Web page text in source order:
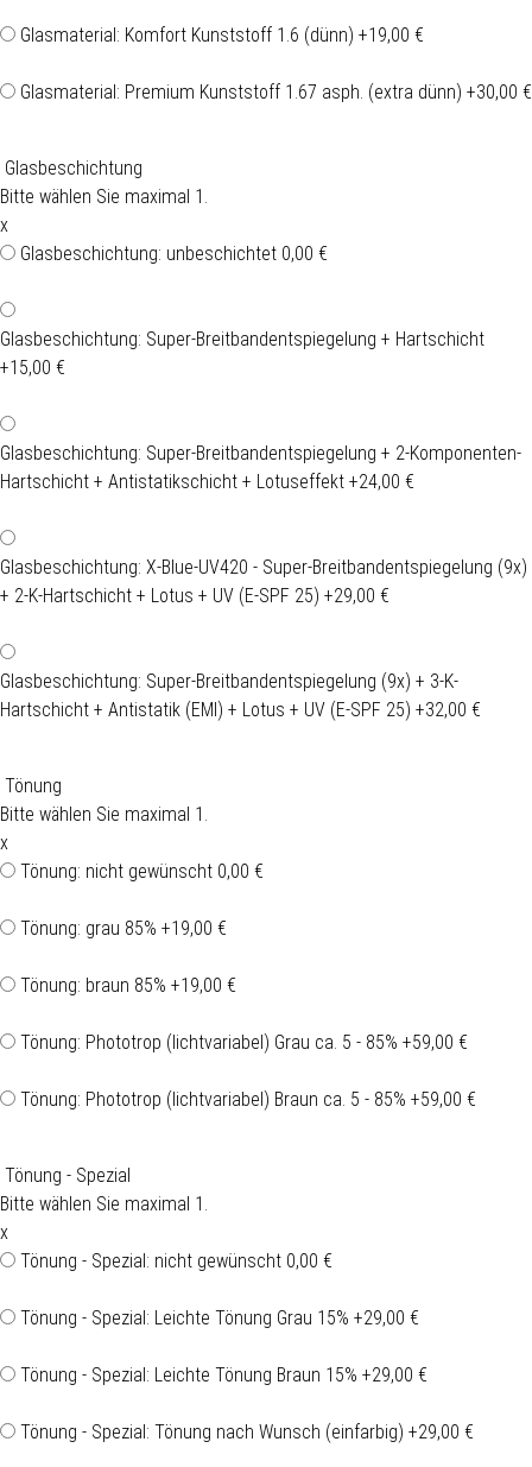
Glasmaterial: Komfort Kunststoff 1.6 (dünn) +19,00 €
Glasmaterial: Premium Kunststoff 1.67 asph. (extra dünn) +30,00 €
Glasbeschichtung
Bitte wählen Sie maximal 1.
x
Glasbeschichtung: unbeschichtet 0,00 €
Glasbeschichtung: Super-Breitbandentspiegelung + Hartschicht
+15,00 €
Glasbeschichtung: Super-Breitbandentspiegelung + 2-Komponenten-
Hartschicht + Antistatikschicht + Lotuseffekt +24,00 €
Glasbeschichtung: X-Blue-UV420 - Super-Breitbandentspiegelung (9x)
+ 2-K-Hartschicht + Lotus + UV (E-SPF 25) +29,00 €
Glasbeschichtung: Super-Breitbandentspiegelung (9x) + 3-K-
Hartschicht + Antistatik (EMI) + Lotus + UV (E-SPF 25) +32,00 €
Tönung
Bitte wählen Sie maximal 1.
x
Tönung: nicht gewünscht 0,00 €
Tönung: grau 85% +19,00 €
Tönung: braun 85% +19,00 €
Tönung: Phototrop (lichtvariabel) Grau ca. 5 - 85% +59,00 €
Tönung: Phototrop (lichtvariabel) Braun ca. 5 - 85% +59,00 €
Tönung - Spezial
Bitte wählen Sie maximal 1.
x
Tönung - Spezial: nicht gewünscht 0,00 €
Tönung - Spezial: Leichte Tönung Grau 15% +29,00 €
Tönung - Spezial: Leichte Tönung Braun 15% +29,00 €
Tönung - Spezial: Tönung nach Wunsch (einfarbig) +29,00 €